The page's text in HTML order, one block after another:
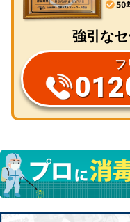
強引な
フ